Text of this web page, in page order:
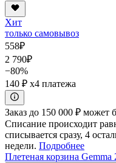
Хит
только самовывоз
558₽
2 790₽
−80%
140 ₽ x4 платежа
Заказ до 150 000 ₽ может
Списание происходит
списывается сразу, 4
недели. Подробнее
Плетеная корзина